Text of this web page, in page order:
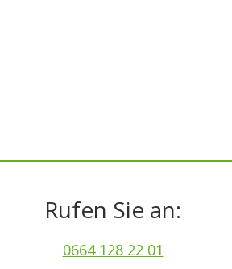
Rufen Sie an:
0664 128 22 01